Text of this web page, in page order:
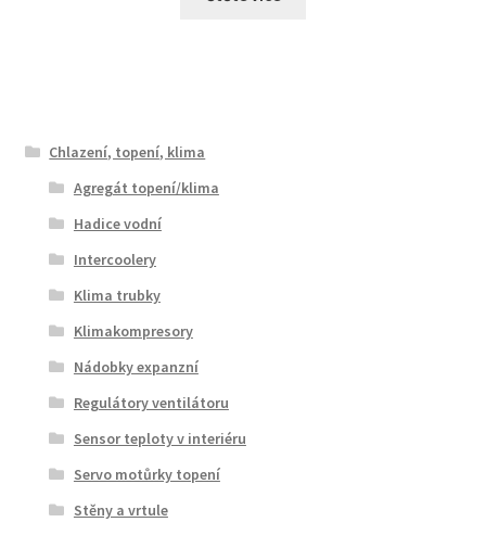
Chlazení, topení, klima
Agregát topení/klima
Hadice vodní
Intercoolery
Klima trubky
Klimakompresory
Nádobky expanzní
Regulátory ventilátoru
Sensor teploty v interiéru
Servo motůrky topení
Stěny a vrtule